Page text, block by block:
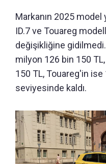
Markanın 2025 model
ID.7 ve Touareg
değişikliğine gidilmedi.
milyon 126 bin 150
150 TL, Touareg'in
seviyesinde kaldı.